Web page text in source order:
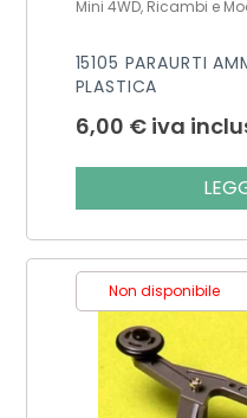
Mini 4WD, Ricambi e
15105 PARAURTI
PLASTICA
6,00 € iva
Non disponibile